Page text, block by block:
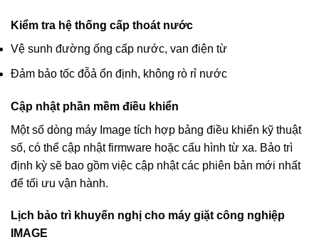
Kiểm tra hệ thống cấp thoát nước
Vệ sunh đường ống cấp nước, van điện từ
Đảm bảo tốc đỗả ổn định, không rò rỉ nước
Cập nhật phần mềm điều khiển
Một số dòng máy Image tích hợp bảng điều khiển kỹ thuật
số, có thể cập nhật firmware hoặc cấu hình từ xa. Bảo trì
định kỳ sẽ bao gồm việc cập nhật các phiên bản mới nhất
để tối ưu vận hành.
Lịch bảo trì khuyến nghị cho máy giặt công nghiệp
IMAGE